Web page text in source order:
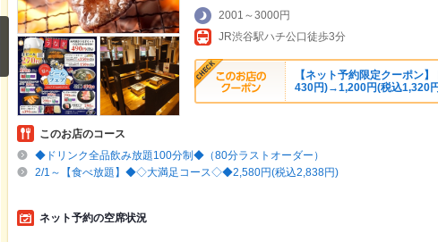
2001～3000円
JR渋谷駅ハチ公口徒歩3分
【ネット予約限定クーポン
430円)→1,200円(税込1,320
このお店のコース
◆ドリンク全品飲み放題100分制◆（80分ラストオーダー）
2/1～【食べ放題】◆◇大満足コース◇◆2,580円(税込2,838円)
ネット予約の空席状況